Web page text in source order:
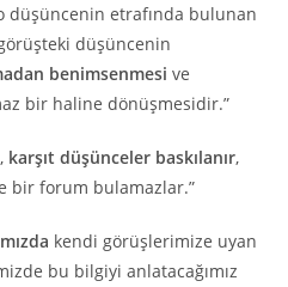
etrafında bulunan
görüşteki düşüncenin
benimsenmesi ve
bir haline dönüşmesidir.”
karşıt düşünceler baskılanır,
bir forum bulamazlar.”
kendi görüşlerimize uyan
bu bilgiyi anlatacağımız